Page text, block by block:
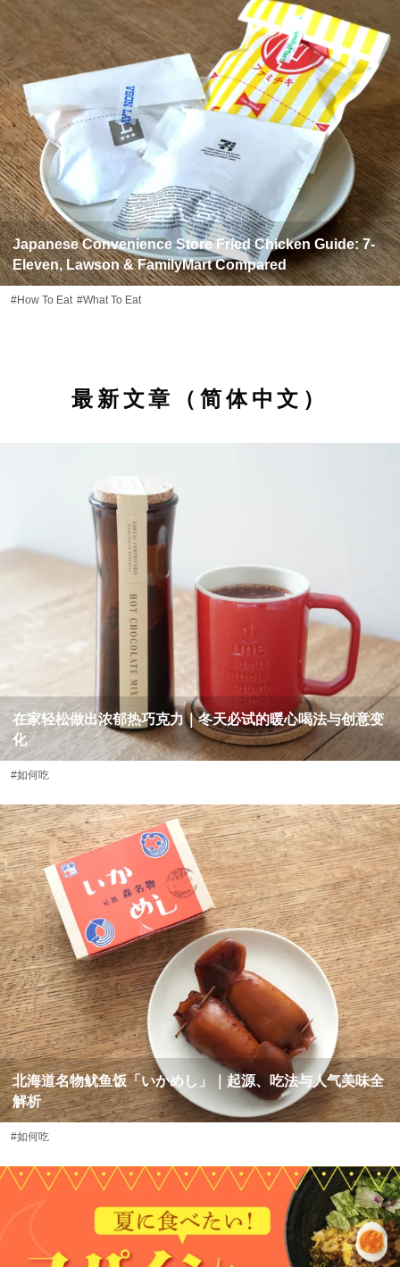
Japanese Convenience Store Fried Chicken Guide: 7-
Eleven, Lawson & FamilyMart Compared
#How To Eat #What To Eat
最新文章（简体中文）
在家轻松做出浓郁热巧克力｜冬天必试的暖心喝法与创意变
化
#如何吃
北海道名物鱿鱼饭「いかめし」｜起源、吃法与人气美味全
解析
#如何吃